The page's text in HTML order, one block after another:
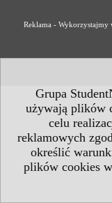
Grupa
używają plików
celu
reklamowych
określić
plików cookies
Reklama - Wykorzystajmy